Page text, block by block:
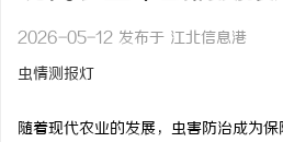
2026-05-12 发布于 江北信息港
虫情测报灯
随着现代农业的发展，虫害防治成为